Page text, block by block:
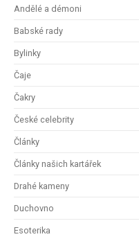
Andělé a démoni
Babské rady
Bylinky
Čaje
Čakry
České celebrity
Články
Články našich kartářek
Drahé kameny
Duchovno
Esoterika